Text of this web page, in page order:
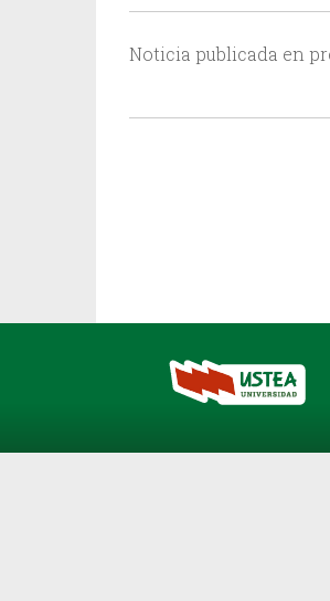
Noticia publicada en